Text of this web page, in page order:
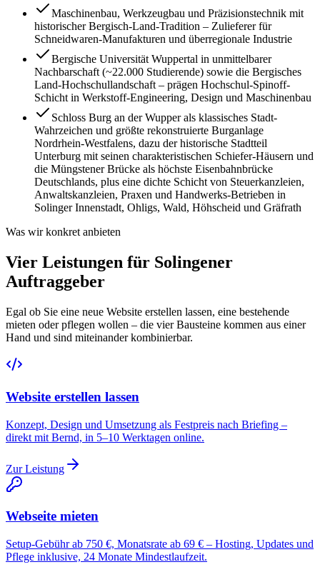
Maschinenbau, Werkzeugbau und Präzisionstechnik mit
historischer Bergisch-Land-Tradition – Zulieferer für
Schneidwaren-Manufakturen und überregionale Industrie
Bergische Universität Wuppertal in unmittelbarer
Nachbarschaft (~22.000 Studierende) sowie die Bergisches
Land-Hochschullandschaft – prägen Hochschul-Spinoff-
Schicht in Werkstoff-Engineering, Design und Maschinenbau
Schloss Burg an der Wupper als klassisches Stadt-
Wahrzeichen und größte rekonstruierte Burganlage
Nordrhein-Westfalens, dazu der historische Stadtteil
Unterburg mit seinen charakteristischen Schiefer-Häusern und
die Müngstener Brücke als höchste Eisenbahnbrücke
Deutschlands, plus eine dichte Schicht von Steuerkanzleien,
Anwaltskanzleien, Praxen und Handwerks-Betrieben in
Solinger Innenstadt, Ohligs, Wald, Höhscheid und Gräfrath
Was wir konkret anbieten
Vier Leistungen für Solingener
Auftraggeber
Egal ob Sie eine neue Website erstellen lassen, eine bestehende
mieten oder pflegen wollen – die vier Bausteine kommen aus einer
Hand und sind miteinander kombinierbar.
Website erstellen lassen
Konzept, Design und Umsetzung als Festpreis nach Briefing –
direkt mit Bernd, in 5–10 Werktagen online.
Zur Leistung
Webseite mieten
Setup-Gebühr ab 750 €, Monatsrate ab 69 € – Hosting, Updates und
Pflege inklusive, 24 Monate Mindestlaufzeit.